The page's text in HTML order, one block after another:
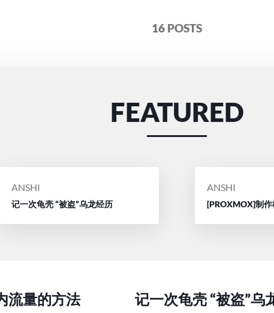
16 POSTS
FEATURED
POSTED
BY
ANSHI
记一次龟壳 “被盗”乌龙经历
POSTED
BY
ANSHI
[PROXMOX]制
流量的方法 记一次龟壳 “被盗”乌